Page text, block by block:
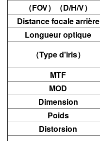
（FOV）（D/H/V）
Distance focale arrière
Longueur optique
（Type d'iris）
MTF
MOD
Dimension
Poids
Distorsion